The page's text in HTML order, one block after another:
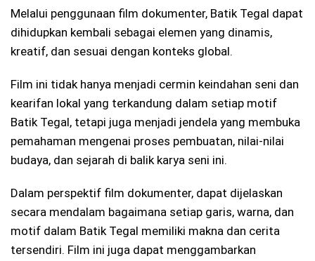
Melalui penggunaan film dokumenter, Batik Tegal dapat
dihidupkan kembali sebagai elemen yang dinamis,
kreatif, dan sesuai dengan konteks global.
Film ini tidak hanya menjadi cermin keindahan seni dan
kearifan lokal yang terkandung dalam setiap motif
Batik Tegal, tetapi juga menjadi jendela yang membuka
pemahaman mengenai proses pembuatan, nilai-nilai
budaya, dan sejarah di balik karya seni ini.
Dalam perspektif film dokumenter, dapat dijelaskan
secara mendalam bagaimana setiap garis, warna, dan
motif dalam Batik Tegal memiliki makna dan cerita
tersendiri. Film ini juga dapat menggambarkan